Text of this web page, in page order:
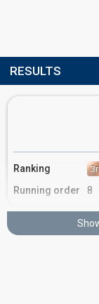
RESULTS
Ranking
Running order 8